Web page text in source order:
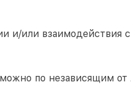
и/или взаимодействия
по независящим